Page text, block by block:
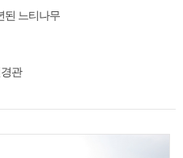
된 느티나무
관